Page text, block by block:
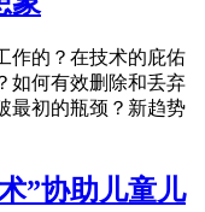
作的？在技术的庇佑
如何有效删除和丢弃
最初的瓶颈？新趋势
”协助儿童儿